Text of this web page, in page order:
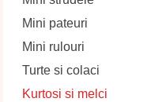
Mini pateuri
Mini rulouri
Turte si colaci
Kurtosi si melci